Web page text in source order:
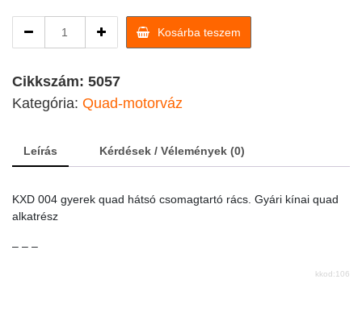
004
quad
csomagtartó
Kosárba teszem
Cikkszám: 5057
Kategória: Quad-motorváz
Leírás Kérdések / Vélemények (0)
KXD 004 gyerek quad hátsó csomagtartó rács. Gyári kínai quad
alkatrész
– – –
kkod:106